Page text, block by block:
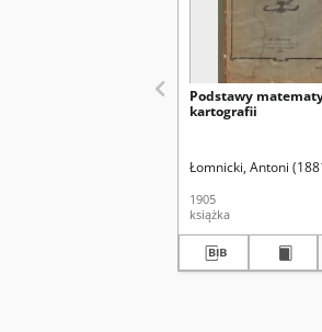
Podstawy
kartografii
Łomnicki, Antoni
1905
książka